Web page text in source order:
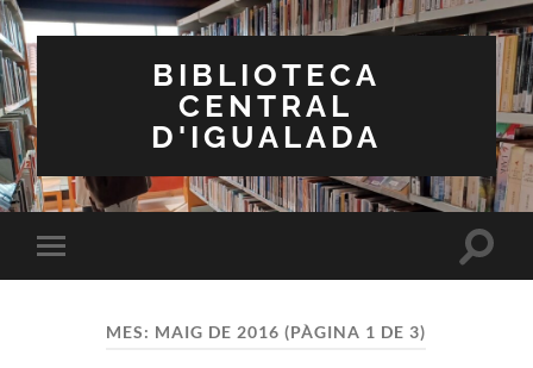
BIBLIOTECA
CENTRAL
D'IGUALADA
Toggle
mobile
Toggle
MES: MAIG DE 2016 (PÀGINA 1 DE 3)